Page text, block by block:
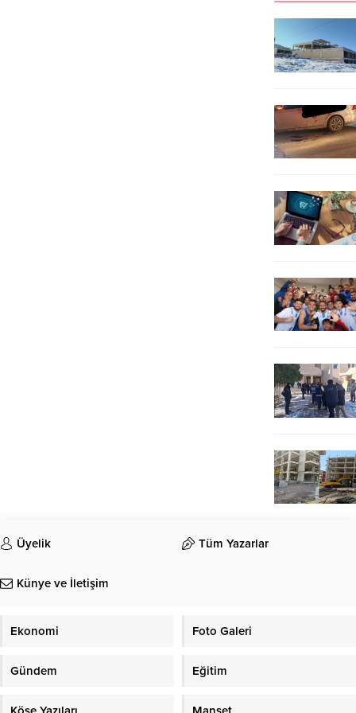
gerçekleştirildi. Programa
öğretmenler, öğretmen adayları ve
eğitimciler ilgi gösterdi. Programın
açılış konuşmasını, Eskişehir
Büyükşehir Belediyesi Sosyal
Üyelik Tüm Yazarlar
Künye ve İletişim
Ekonomi Foto Galeri
Gündem Eğitim